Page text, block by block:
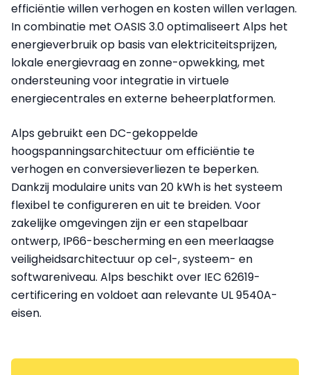
efficiëntie willen verhogen en kosten willen verlagen.
In combinatie met OASIS 3.0 optimaliseert Alps het
energieverbruik op basis van elektriciteitsprijzen,
lokale energievraag en zonne-opwekking, met
ondersteuning voor integratie in virtuele
energiecentrales en externe beheerplatformen.
Alps gebruikt een DC-gekoppelde
hoogspanningsarchitectuur om efficiëntie te
verhogen en conversieverliezen te beperken.
Dankzij modulaire units van 20 kWh is het systeem
flexibel te configureren en uit te breiden. Voor
zakelijke omgevingen zijn er een stapelbaar
ontwerp, IP66-bescherming en een meerlaagse
veiligheidsarchitectuur op cel-, systeem- en
softwareniveau. Alps beschikt over IEC 62619-
certificering en voldoet aan relevante UL 9540A-
eisen.